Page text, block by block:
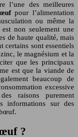
l’une des meilleures
pour l’alimentation
ou même la
non seulement une
de haute qualité, mais
certains sont essentiels
le magnésium et la
que les principaux
est que la viande de
beaucoup de
excessive
raisons purement
informations sur des
?